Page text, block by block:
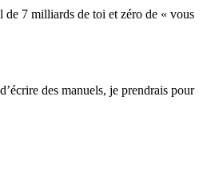
7 milliards de toi et zéro de « vous
des manuels, je prendrais pour